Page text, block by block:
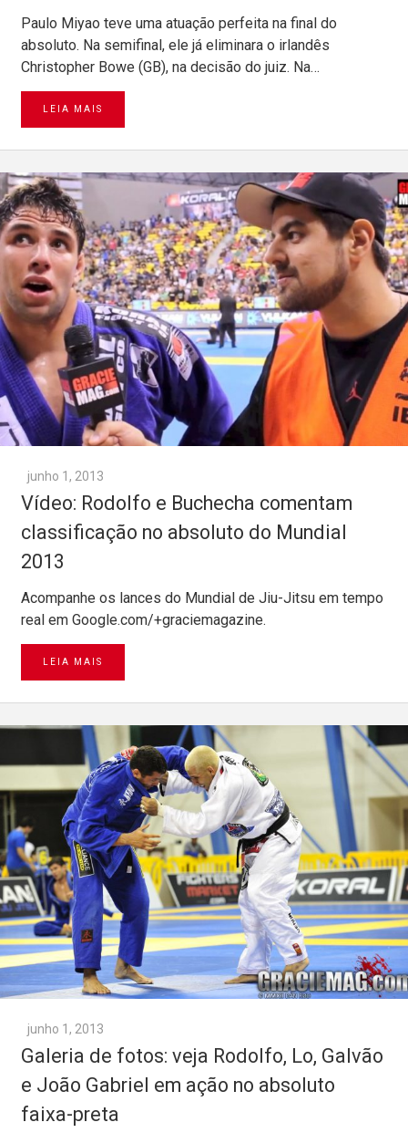
Paulo Miyao teve uma atuação perfeita na final do
absoluto. Na semifinal, ele já eliminara o irlandês
Christopher Bowe (GB), na decisão do juiz. Na…
LEIA MAIS
junho 1, 2013
Vídeo: Rodolfo e Buchecha comentam
classificação no absoluto do Mundial
2013
Acompanhe os lances do Mundial de Jiu-Jitsu em tempo
real em Google.com/+graciemagazine.
LEIA MAIS
junho 1, 2013
Galeria de fotos: veja Rodolfo, Lo, Galvão
e João Gabriel em ação no absoluto
faixa-preta